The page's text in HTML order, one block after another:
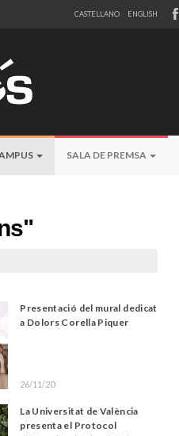
CASTELLANO ENGLISH
SALA DE PREMSA
Presentació del mural dedicat
a Dolors Corella Piquer
26/11/20
La Universitat de València
presenta el Protocol